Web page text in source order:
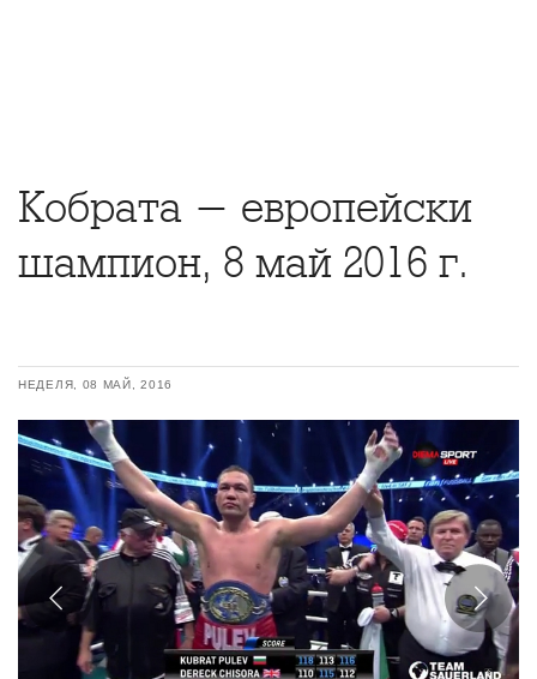
Кобрата - европейски
шампион, 8 май 2016 г.
НЕДЕЛЯ, 08 МАЙ, 2016